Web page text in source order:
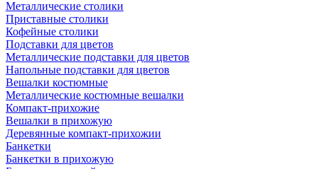
Металлические столики
Приставные столики
Кофейные столики
Подставки для цветов
Металлические подставки для цветов
Напольные подставки для цветов
Вешалки костюмные
Металлические костюмные вешалки
Компакт-прихожие
Вешалки в прихожую
Деревянные компакт-прихожии
Банкетки
Банкетки в прихожую